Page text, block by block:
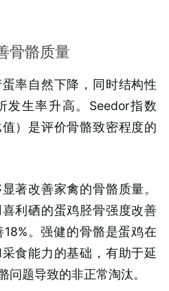
骨骼质量
率自然下降，同时结构性
发生率升高。Seedor指数
值）是评价骨骼致密程度的
著改善家禽的骨骼质量。
利硒的蛋鸡胫骨强度改善
。强健的骨骼是蛋鸡在
食能力的基础，有助于延
问题导致的非正常淘汰。